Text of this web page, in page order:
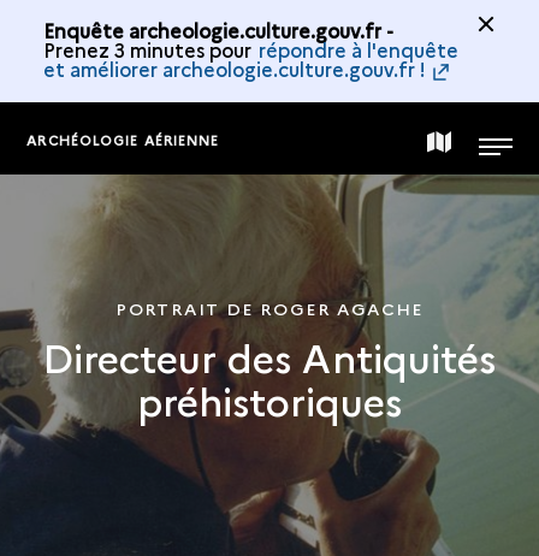
Enquête archeologie.culture.gouv.fr -
Prenez 3 minutes pour répondre à l'enquête
et améliorer archeologie.culture.gouv.fr !
ARCHÉOLOGIE AÉRIENNE CARTE
COLLECTION
MENU
PORTRAIT DE ROGER AGACHE
Directeur des Antiquités
préhistoriques